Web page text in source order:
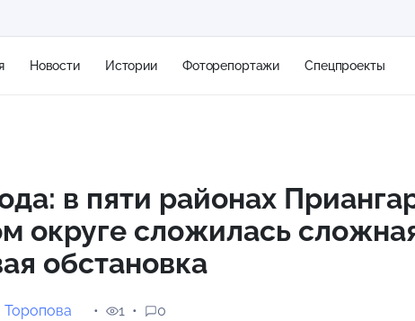
Новости Истории Фоторепортажи Спецпроекты
10 м/с
в пяти районах
округе сложилась
обстановка
Торопова 1 0